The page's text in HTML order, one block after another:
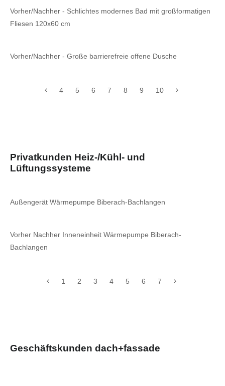
Vorher/Nachher - Schlichtes modernes Bad mit großformatigen
Fliesen 120x60 cm
Vorher/Nachher - Große barrierefreie offene Dusche
4 5 6 7 8 9 10
Privatkunden Heiz-/Kühl- und
Lüftungssysteme
Außengerät Wärmepumpe Biberach-Bachlangen
Vorher Nachher Inneneinheit Wärmepumpe Biberach-
Bachlangen
1 2 3 4 5 6 7
Geschäftskunden dach+fassade